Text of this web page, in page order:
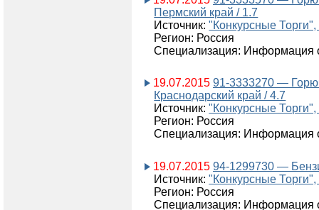
Пермский край / 1.7
Источник:"Конкурсные Торги",
Регион: Россия
Специализация: Информация
19.07.2015 91-3333270 —
Краснодарский край / 4.7
Источник:"Конкурсные Торги",
Регион: Россия
Специализация: Информация
19.07.2015 94-1299730 —
Источник:"Конкурсные Торги",
Регион: Россия
Специализация: Информация